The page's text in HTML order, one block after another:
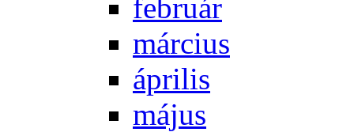
feb­ru­ár
már­ci­us
áp­ri­lis
má­jus